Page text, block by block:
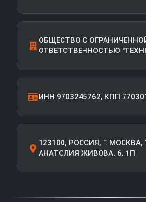
ОБЩЕСТВО С
ОТВЕТСТВЕННОСТЬЮ
ИНН 9703245762, КПП
123100, РОССИЯ, Г. МОСКВА,
АНАТОЛИЯ ЖИВОВА, 6, 1П